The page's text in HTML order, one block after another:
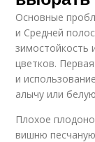
Основные
и Средней
зимостойкость
цветков.
и
алычу или
Плохое
вишню